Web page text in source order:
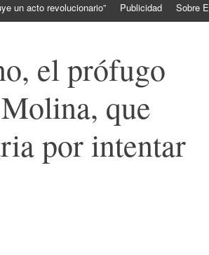
un acto revolucionario” Publicidad Sobre
el prófugo
que
por intentar